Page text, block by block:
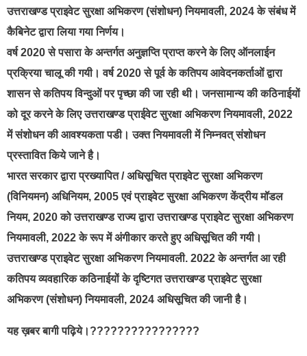
उत्तराखण्ड प्राइवेट सुरक्षा अभिकरण (संशोधन) नियमावली, 2024 के संबंध में
कैबिनेट द्वारा लिया गया निर्णय।
वर्ष 2020 से पसारा के अन्तर्गत अनुज्ञप्ति प्राप्त करने के लिए ऑनलाईन
प्रक्रिया चालू की गयी। वर्ष 2020 से पूर्व के कतिपय आवेदनकर्ताओं द्वारा
शासन से कतिपय विन्दुओं पर पृच्छा की जा रही थी। जनसामान्य की कठिनाईयों
को दूर करने के लिए उत्तराखण्ड प्राईवेट सुरक्षा अभिकरण नियमावली, 2022
में संशोधन की आवश्यकता पडी। उक्त नियमावली में निम्नवत् संशोधन
प्रस्तावित किये जाने है।
भारत सरकार द्वारा प्रख्यापित / अधिसूचित प्राइवेट सुरक्षा अभिकरण
(विनियमन) अधिनियम, 2005 एवं प्राइवेट सुरक्षा अभिकरण केंद्रीय मॉडल
नियम, 2020 को उत्तराखण्ड राज्य द्वारा उत्तराखण्ड प्राइवेट सुरक्षा अभिकरण
नियमावली, 2022 के रूप में अंगीकार करते हुए अधिसूचित की गयी।
उत्तराखण्ड प्राइवेट सुरक्षा अभिकरण नियमावली. 2022 के अन्तर्गत आ रही
कतिपय व्यवहारिक कठिनाईयों के दृष्टिगत उत्तराखण्ड प्राइवेट सुरक्षा
अभिकरण (संशोधन) नियमावली, 2024 अधिसूचित की जानी है।
यह ख़बर बागी पढ़िये।????????????????